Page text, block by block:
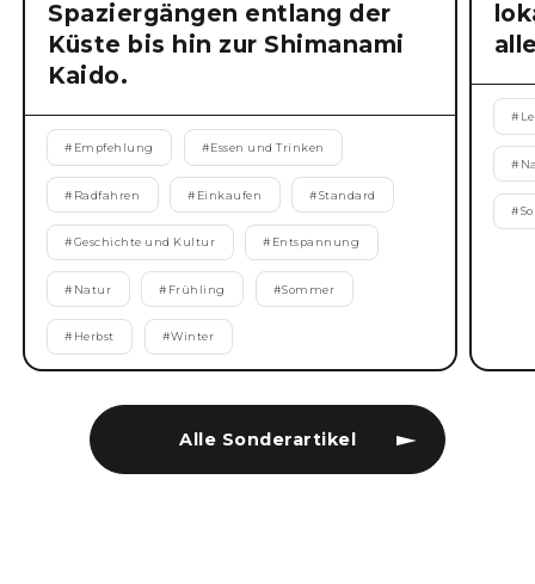
Alle Sonderartikel
Spaziergängen entlang der
Küste bis hin zur Shimanami
Kaido.
# Empfehlung #Essen und Trinken
# Radfahren # Einkaufen #Standard
#Geschichte und Kultur # Entspannung
# Natur # Frühling #Sommer
# Herbst #Winter
#
#
#